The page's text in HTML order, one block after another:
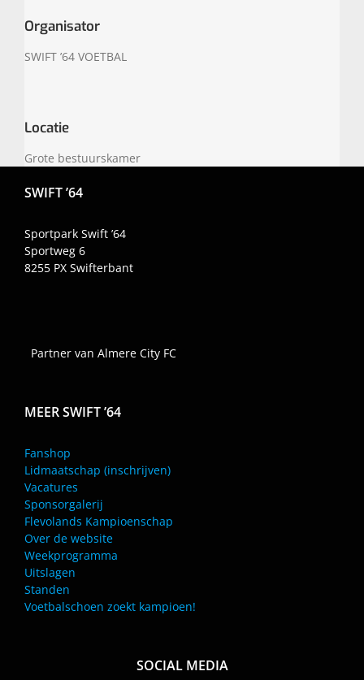
Organisator
SWIFT ’64 VOETBAL
Locatie
Grote bestuurskamer
SWIFT ’64
Sportpark Swift ’64
Sportweg 6
8255 PX Swifterbant
Partner van Almere City FC
MEER SWIFT ’64
Fanshop
Lidmaatschap (inschrijven)
Vacatures
Sponsorgalerij
Flevolands Kampioenschap
Over de website
Weekprogramma
Uitslagen
Standen
Voetbalschoen zoekt kampioen!
SOCIAL MEDIA